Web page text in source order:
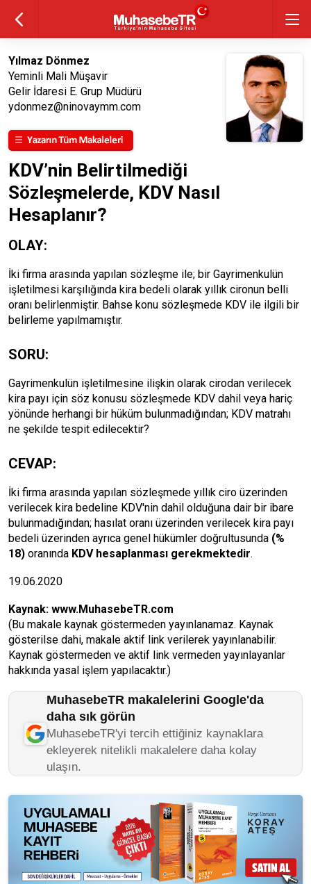
Yılmaz Dönmez
Yeminli Mali Müşavir
Gelir İdaresi E. Grup Müdürü
ydonmez@ninovaymm.com
KDV’nin Belirtilmediği
Sözleşmelerde, KDV Nasıl
Hesaplanır?
OLAY:
İki firma arasında yapılan sözleşme ile; bir Gayrimenkulün
işletilmesi karşılığında kira bedeli olarak yıllık cironun belli
oranı belirlenmiştir. Bahse konu sözleşmede KDV ile ilgili bir
belirleme yapılmamıştır.
SORU:
Gayrimenkulün işletilmesine ilişkin olarak cirodan verilecek
kira payı için söz konusu sözleşmede KDV dahil veya hariç
yönünde herhangi bir hüküm bulunmadığından; KDV matrahı
ne şekilde tespit edilecektir?
CEVAP:
İki firma arasında yapılan sözleşmede yıllık ciro üzerinden
verilecek kira bedeline KDV'nin dahil olduğuna dair bir ibare
bulunmadığından; hasılat oranı üzerinden verilecek kira payı
bedeli üzerinden ayrıca genel hükümler doğrultusunda (%
18) oranında KDV hesaplanması gerekmektedir.
19.06.2020
Kaynak: www.MuhasebeTR.com
(Bu makale kaynak göstermeden yayınlanamaz. Kaynak
gösterilse dahi, makale aktif link verilerek yayınlanabilir.
Kaynak göstermeden ve aktif link vermeden yayınlayanlar
hakkında yasal işlem yapılacaktır.)
MuhasebeTR makalelerini Google'da
daha sık görün
MuhasebeTR'yi tercih ettiğiniz kaynaklara
ekleyerek nitelikli makalelere daha kolay
ulaşın.